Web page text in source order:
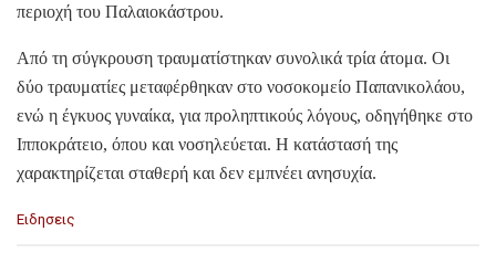
περιοχή του Παλαιοκάστρου.
Από τη σύγκρουση τραυματίστηκαν συνολικά τρία άτομα. Οι
δύο τραυματίες μεταφέρθηκαν στο νοσοκομείο Παπανικολάου,
ενώ η έγκυος γυναίκα, για προληπτικούς λόγους, οδηγήθηκε στο
Ιπποκράτειο, όπου και νοσηλεύεται. Η κατάστασή της
χαρακτηρίζεται σταθερή και δεν εμπνέει ανησυχία.
C
Ειδησεις